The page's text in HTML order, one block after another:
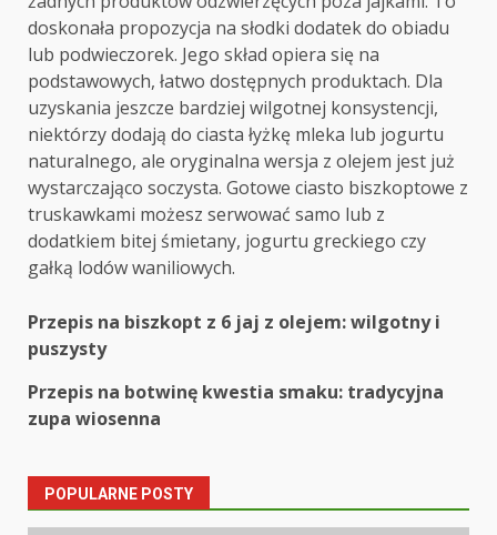
doskonała propozycja na słodki dodatek do obiadu
lub podwieczorek. Jego skład opiera się na
podstawowych, łatwo dostępnych produktach. Dla
uzyskania jeszcze bardziej wilgotnej konsystencji,
niektórzy dodają do ciasta łyżkę mleka lub jogurtu
naturalnego, ale oryginalna wersja z olejem jest już
wystarczająco soczysta. Gotowe ciasto biszkoptowe z
truskawkami możesz serwować samo lub z
dodatkiem bitej śmietany, jogurtu greckiego czy
gałką lodów waniliowych.
Post
navigation
Przepis na biszkopt z 6 jaj z olejem: wilgotny i
puszysty
Przepis na botwinę kwestia smaku: tradycyjna
zupa wiosenna
POPULARNE POSTY